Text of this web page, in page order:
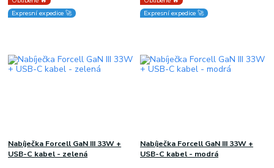
Expresní expedice 🚀
Nabíječka Forcell GaN III 33W +
USB-C kabel - zelená
Expresní expedice 🚀
Nabíječka Forcell GaN III 33W +
USB-C kabel - modrá